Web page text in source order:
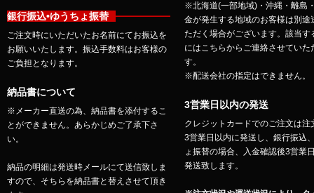
銀行振込•ゆうちょ振替
ご注文時にいただいたお名前にてお振込を
お願いいたします。振込手数料はお客様の
ご負担となります。
納品書について
※メーカー直送の為、納品書を添付するこ
とができません。あらかじめご了承下さ
い。
納品の明細は発送時メールにて送信致しま
すので、そちらを納品書と替えさせて頂き
※北海道(一部地域)・沖縄・離島
金が発生する地域のお客様は別途
ただく場合がございます。該当す
にはこちらからご連絡させていた
す。
※配送会社の指定はできません。
3営業日以内の発送
クレジットカードでのご注文は注
3営業日以内に発送し、銀行振込
ょ振替の場合、入金確認後3営業
発送致します。